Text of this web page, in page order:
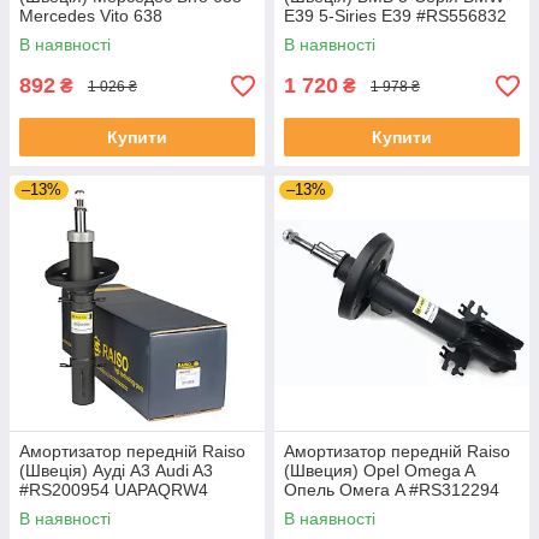
Mercedes Vito 638
#RS317342 UAQLXWT4
В наявності
892 ₴ 1 026 ₴
Купити
E39 5-Siries E39 #RS556832
UARDHFB4
В наявності
1 720 ₴ 1 978 ₴
Купити
–13%
Амортизатор передній Raiso
(Швеція) Ауді А3 Audi A3
#RS200954 UAPAQRW4
В наявності
–13%
Амортизатор передній Raiso
(Швеция) Opel Omega A
Опель Омега A #RS312294
UASBYIU4
В наявності